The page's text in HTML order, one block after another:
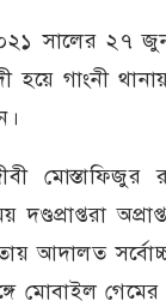
সালের ২৭
হয়ে গাংনী
মোস্তাফিজুর
আদালত সর্বোচ্চ
মোবাইল